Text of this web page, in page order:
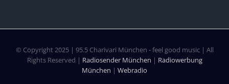
© Copyright 2025 | 95.5 Charivari München - feel good music | All
Rights Reserved | Radiosender München | Radiowerbung
München | Webradio